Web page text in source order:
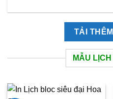
TẢI THÊM
MẪU